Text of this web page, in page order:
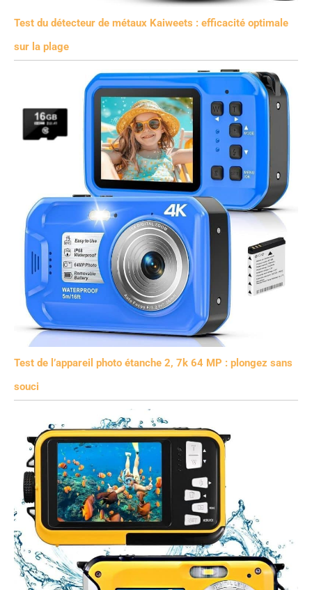
Test du détecteur de métaux Kaiweets : efficacité optimale
sur la plage
Test de l’appareil photo étanche 2, 7k 64 MP : plongez sans
souci